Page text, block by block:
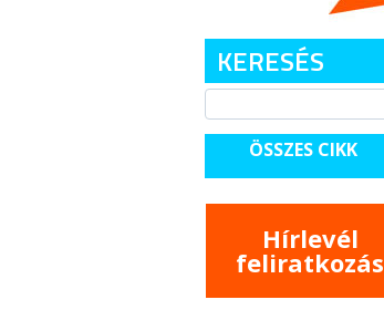
KERESÉS
ÖSSZES CIKK
Hírlevél
feliratkozás